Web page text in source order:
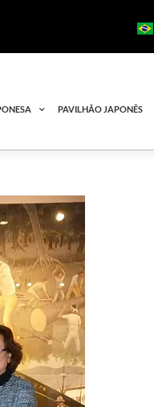
PAVILHÃO JAPONÊS